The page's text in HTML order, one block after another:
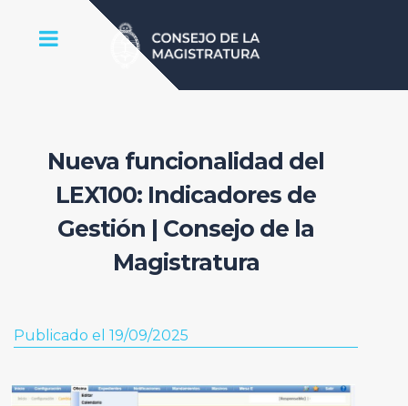
Nueva funcionalidad del
LEX100: Indicadores de
Gestión | Consejo de la
Magistratura
Publicado el 19/09/2025